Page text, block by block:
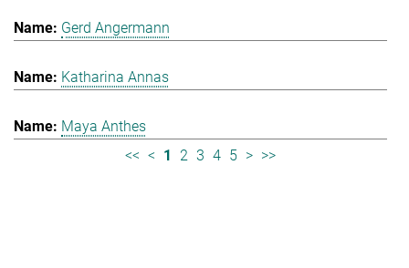
Gerd Angermann
Katharina Annas
Maya Anthes
<< < 1 2 3 4 5 > >>